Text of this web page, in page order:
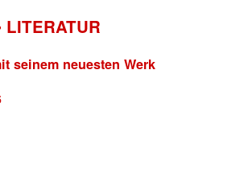
LITERATUR
seinem neuesten Werk